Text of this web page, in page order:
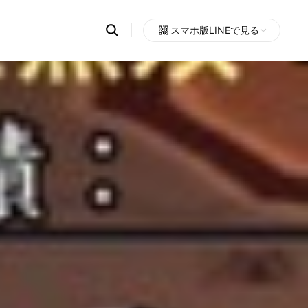
Search
OpenChats
messages
search
area
スマホ版LINEで見る